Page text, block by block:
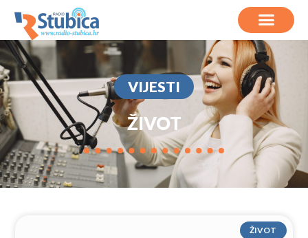
VIJESTI
ŽIVOT
ŽIVOT